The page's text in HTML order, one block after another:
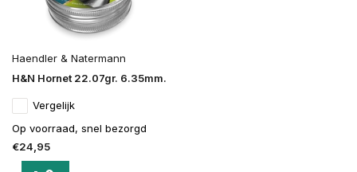
Haendler & Natermann
H&N Hornet 22.07gr. 6.35mm.
Vergelijk
Op voorraad, snel bezorgd
€24,95